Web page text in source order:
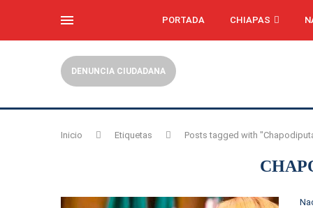
PORTADA CHIAPAS
DENUNCIA CIUDADANA
Inicio Etiquetas Posts tagged with